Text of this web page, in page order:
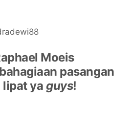
Moeis
pasangan
ya guys!